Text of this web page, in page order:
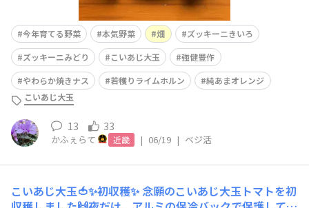
今年育てる野菜 本気野菜 畑
ズッキーニきいろ
ズッキーニみどり
こいあじ大玉
強健豊作
やわらか焼きナス
若穫りライムホルン
純あまオレンジ
こいあじ大玉
13 33
かふぇらて 近畿 | 06/19 | ベジ活
こいあじ大玉🍅✨初収穫✨ 念願のこいあじ大玉トマトを初